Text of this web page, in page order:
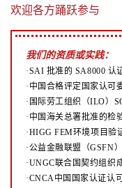
欢迎各方踊跃参与
我们的资质或实践：
·SAI 批准的 SA8000 认
·中国合格评定国家认
·国际劳工组织（ILO）
·中国海关总署批准的检
·HIGG FEM环境项目验
·公益金融联盟（GSFN
·UNGC联合国契约组织
·CNCA中国国家认证认